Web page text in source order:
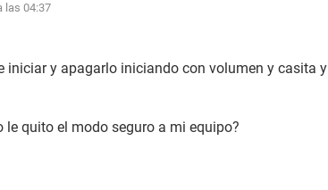
las 04:37
iniciar y apagarlo iniciando con volumen y casita y
le quito el modo seguro a mi equipo?